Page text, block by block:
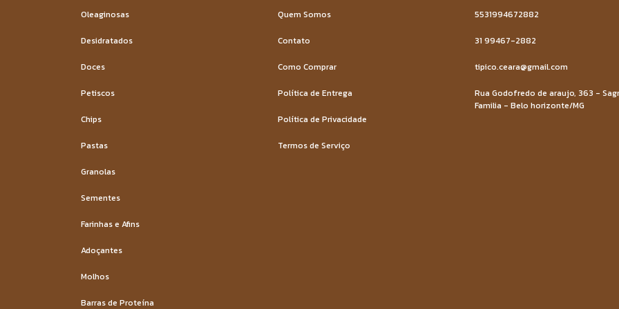
Oleaginosas
Desidratados
Doces
Petiscos
Chips
Pastas
Granolas
Sementes
Farinhas e Afins
Adoçantes
Molhos
Barras de Proteína
Quem Somos
Contato
Como Comprar
Política de Entrega
Política de Privacidade
Termos de Serviço
5531994672882
31 99467-2882
tipico.ceara@gmail.com
Rua Godofredo de araujo, 363 -
Familia - Belo horizonte/MG